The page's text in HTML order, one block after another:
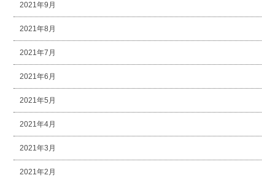
2021年9月
2021年8月
2021年7月
2021年6月
2021年5月
2021年4月
2021年3月
2021年2月